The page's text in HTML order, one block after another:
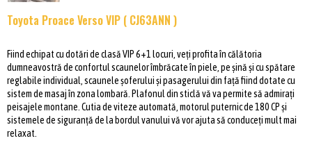
Toyota Proace Verso VIP ( CJ63ANN )
Fiind echipat cu dotări de clasă VIP 6+1 locuri, veți profita în călătoria
dumneavostră de confortul scaunelor îmbrăcate în piele, pe șină și cu spătare
reglabile individual, scaunele șoferului și pasagerului din față fiind dotate cu
sistem de masaj în zona lombară. Plafonul din sticlă vă va permite să admirați
peisajele montane. Cutia de viteze automată, motorul puternic de 180 CP și
sistemele de siguranță de la bordul vanului vă vor ajuta să conduceți mult mai
relaxat.